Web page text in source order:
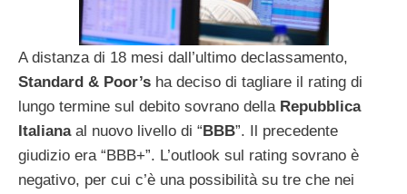
A distanza di 18 mesi dall’ultimo declassamento,
Standard & Poor’s ha deciso di tagliare il rating di
lungo termine sul debito sovrano della Repubblica
Italiana al nuovo livello di “BBB”. Il precedente
giudizio era “BBB+”. L’outlook sul rating sovrano è
negativo, per cui c’è una possibilità su tre che nei